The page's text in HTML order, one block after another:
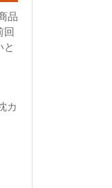
品
回
と
カ